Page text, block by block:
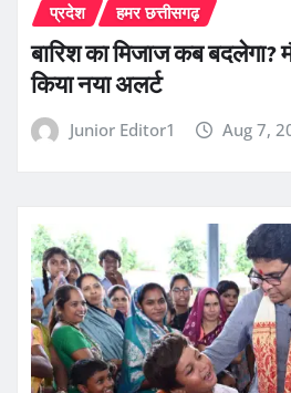
प्रदेश हमर छत्तीसगढ़
बारिश का मिजाज कब बदलेगा?
किया नया अलर्ट
Junior Editor1 Aug 7,